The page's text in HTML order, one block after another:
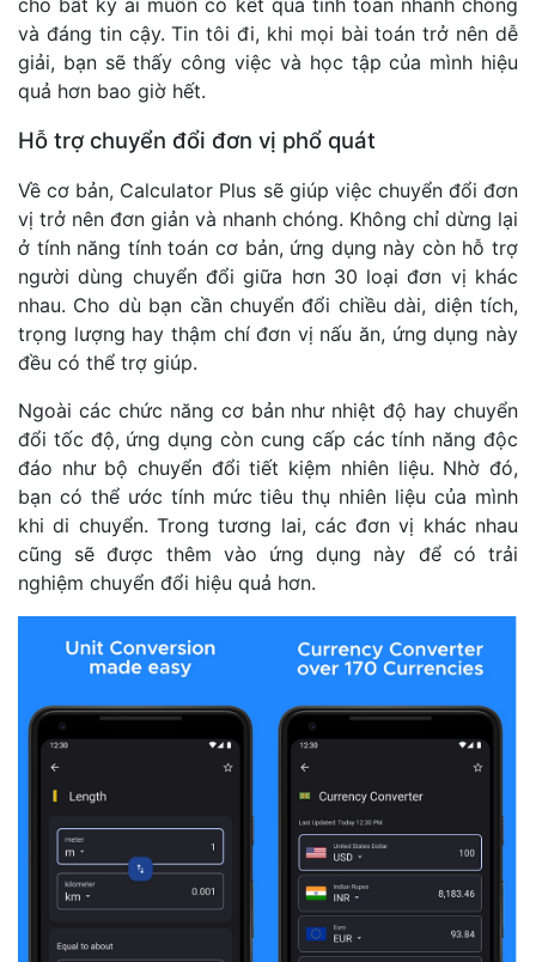
cho bất kỳ ai muốn có kết quả tính toán nhanh chóng
và đáng tin cậy. Tin tôi đi, khi mọi bài toán trở nên dễ
giải, bạn sẽ thấy công việc và học tập của mình hiệu
quả hơn bao giờ hết.
Hỗ trợ chuyển đổi đơn vị phổ quát
Về cơ bản, Calculator Plus sẽ giúp việc chuyển đổi đơn
vị trở nên đơn giản và nhanh chóng. Không chỉ dừng lại
ở tính năng tính toán cơ bản, ứng dụng này còn hỗ trợ
người dùng chuyển đổi giữa hơn 30 loại đơn vị khác
nhau. Cho dù bạn cần chuyển đổi chiều dài, diện tích,
trọng lượng hay thậm chí đơn vị nấu ăn, ứng dụng này
đều có thể trợ giúp.
Ngoài các chức năng cơ bản như nhiệt độ hay chuyển
đổi tốc độ, ứng dụng còn cung cấp các tính năng độc
đáo như bộ chuyển đổi tiết kiệm nhiên liệu. Nhờ đó,
bạn có thể ước tính mức tiêu thụ nhiên liệu của mình
khi di chuyển. Trong tương lai, các đơn vị khác nhau
cũng sẽ được thêm vào ứng dụng này để có trải
nghiệm chuyển đổi hiệu quả hơn.